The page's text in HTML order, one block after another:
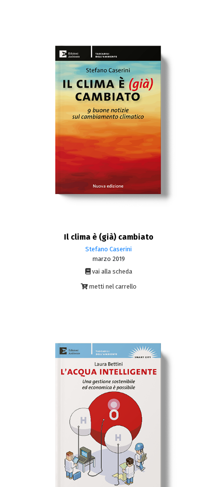
Il clima è (già) cambiato
Stefano Caserini
marzo 2019
vai alla scheda
metti nel carrello